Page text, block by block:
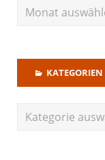
KATEGORIEN